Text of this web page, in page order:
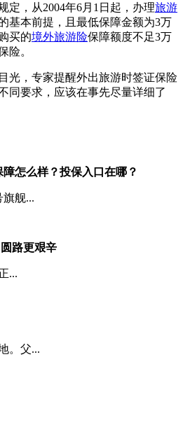
定，从2004年6月1日起，办理旅游
基本前提，且最低保障金额为3万
买的境外旅游险保障额度不足3万
险。
光，专家提醒外出旅游时签证保险
同要求，应该在事先尽量详细了
怎么样？投保入口在哪？
舰...
路更艰辛
...
。父...